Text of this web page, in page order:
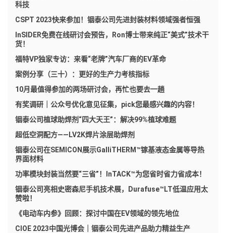
科技
CSPT 2023快来参加！铟泰公司先进封装材料领域强者恒强
InSIDER免费在线研讨会预告，Ron博士带来纯正“美式”技术干
货！
福特VP独家专访：来看“老牌”汽车厂商的EV革命
案例分享（三十）：更好的生产力考核指标
10月最值得参加的两场研讨会，再忙也要去一趟
有奖调研｜公众号优化意见征集，pick您最感兴趣的内容！
铟泰公司植球助焊剂“四大天王”：解决99%植球难题
超低空洞配方——LV2K焊片涂层助焊剂
铟泰公司在SEMICON展示GalliTHERM™镓基液态金属等导热
界面材料
功率模块封装当然要“三省”！InTACK™为您省时省力省成本！
铟泰公司亮相史密森尼手机技术展，Durafuse™LT低温应用太
赞啦！
《电动车内参》回顾：探讨中国在EV领域的领先地位
CIOE 2023中国光博会｜铟泰公司先进产品助力精益生产